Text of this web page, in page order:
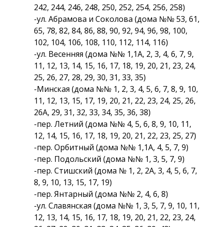
242, 244, 246, 248, 250, 252, 254, 256, 258)
-ул. Абрамова и Соколова (дома №№ 53, 61,
65, 78, 82, 84, 86, 88, 90, 92, 94, 96, 98, 100,
102, 104, 106, 108, 110, 112, 114, 116)
-ул. Весенняя (дома №№ 1,1А, 2, 3, 4, 6, 7, 9,
11, 12, 13, 14, 15, 16, 17, 18, 19, 20, 21, 23, 24,
25, 26, 27, 28, 29, 30, 31, 33, 35)
-Минская (дома №№ 1, 2, 3, 4, 5, 6, 7, 8, 9, 10,
11, 12, 13, 15, 17, 19, 20, 21, 22, 23, 24, 25, 26,
26А, 29, 31, 32, 33, 34, 35, 36, 38)
-пер. Летний (дома №№ 4, 5, 6, 8, 9, 10, 11,
12, 14, 15, 16, 17, 18, 19, 20, 21, 22, 23, 25, 27)
-пер. Орбитный (дома №№ 1,1А, 4, 5, 7, 9)
-пер. Подольский (дома №№ 1, 3, 5, 7, 9)
-пер. Стишский (дома № 1, 2, 2А, 3, 4, 5, 6, 7,
8, 9, 10, 13, 15, 17, 19)
-пер. Янтарный (дома №№ 2, 4, 6, 8)
-ул. Славянская (дома №№ 1, 3, 5, 7, 9, 10, 11,
12, 13, 14, 15, 16, 17, 18, 19, 20, 21, 22, 23, 24,